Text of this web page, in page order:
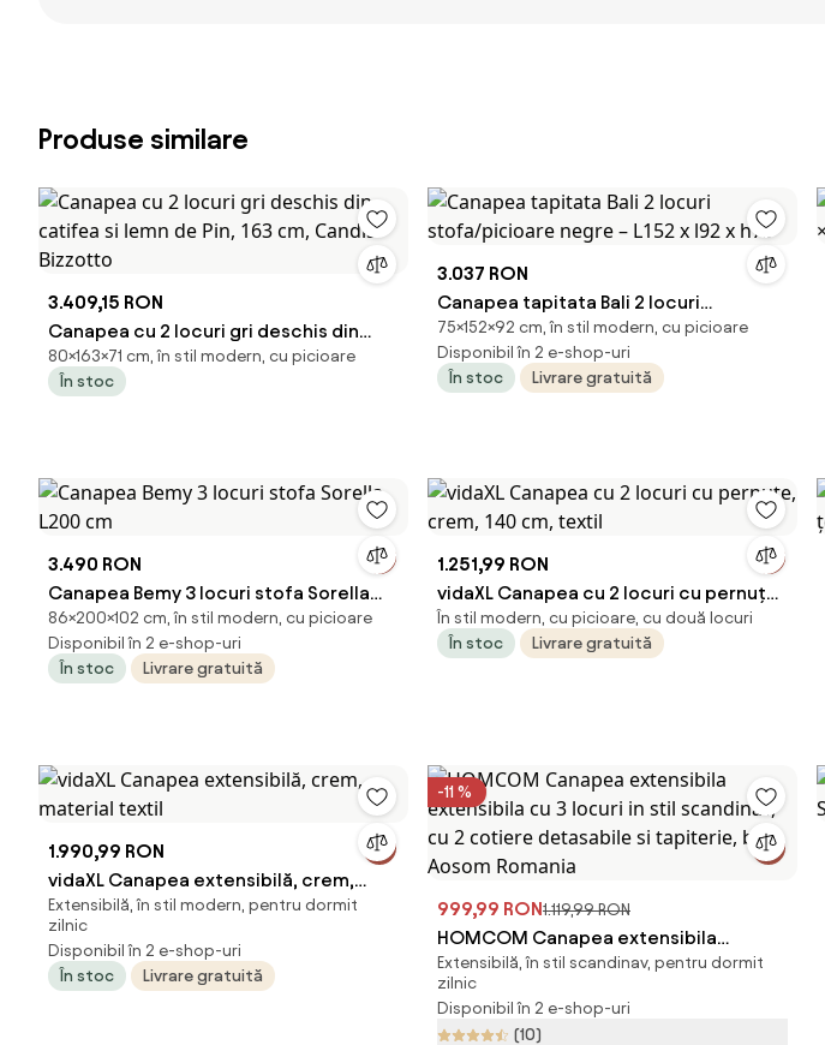
Produse similare
3.409,15 RON
Canapea cu 2 locuri gri deschis din
catifea si lemn de Pin, 163 cm, Candis
Bizzotto
80×163×71 cm, în stil modern, cu picioare
În stoc
3.037 RON
Canapea tapitata Bali 2 locuri
stofa/picioare negre – L152 x l92 x h75
75×152×92 cm, în stil modern, cu picioare
Disponibil în 2 e-shop-uri
În stoc
Livrare gratuită
3.490 RON
Canapea Bemy 3 locuri stofa Sorella
L200 cm
86×200×102 cm, în stil modern, cu picioare
Disponibil în 2 e-shop-uri
În stoc
Livrare gratuită
1.251,99 RON
vidaXL Canapea cu 2 locuri cu pernuțe,
crem, 140 cm, textil
În stil modern, cu picioare, cu două locuri
În stoc
Livrare gratuită
1.990,99 RON
vidaXL Canapea extensibilă, crem,
material textil
Extensibilă, în stil modern, pentru dormit
zilnic
Disponibil în 2 e-shop-uri
În stoc
Livrare gratuită
-11 %
999,99 RON1.119,99 RON
HOMCOM Canapea extensibila
extensibila cu 3 locuri in stil scandinav,
cu 2 cotiere detasabile si tapiterie, bej
| Aosom Romania
Extensibilă, în stil scandinav, pentru dormit
zilnic
Disponibil în 2 e-shop-uri
(10)